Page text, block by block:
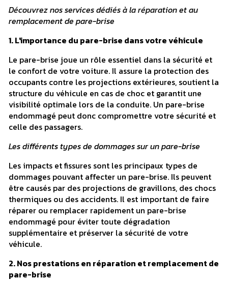
Découvrez nos services dédiés à la réparation et au
remplacement de pare-brise
1. L'importance du pare-brise dans votre véhicule
Le pare-brise joue un rôle essentiel dans la sécurité et
le confort de votre voiture. Il assure la protection des
occupants contre les projections extérieures, soutient la
structure du véhicule en cas de choc et garantit une
visibilité optimale lors de la conduite. Un pare-brise
endommagé peut donc compromettre votre sécurité et
celle des passagers.
Les différents types de dommages sur un pare-brise
Les impacts et fissures sont les principaux types de
dommages pouvant affecter un pare-brise. Ils peuvent
être causés par des projections de gravillons, des chocs
thermiques ou des accidents. Il est important de faire
réparer ou remplacer rapidement un pare-brise
endommagé pour éviter toute dégradation
supplémentaire et préserver la sécurité de votre
véhicule.
2. Nos prestations en réparation et remplacement de
pare-brise